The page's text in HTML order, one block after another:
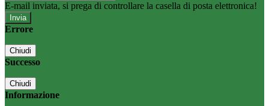
E-mail inviata, si prega di controllare la casella di posta elettronica!
Errore
Chiudi
Successo
Chiudi
Informazione